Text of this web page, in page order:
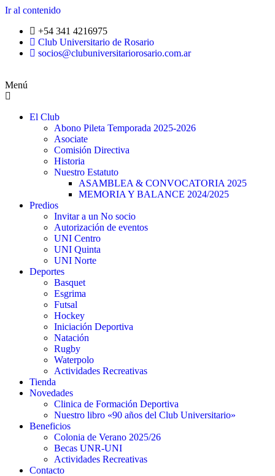
Ir al contenido
+54 341 4216975
Club Universitario de Rosario
socios@clubuniversitariorosario.com.ar
Menú
El Club
Abono Pileta Temporada 2025-2026
Asociate
Comisión Directiva
Historia
Nuestro Estatuto
ASAMBLEA & CONVOCATORIA 2025
MEMORIA Y BALANCE 2024/2025
Predios
Invitar a un No socio
Autorización de eventos
UNI Centro
UNI Quinta
UNI Norte
Deportes
Basquet
Esgrima
Futsal
Hockey
Iniciación Deportiva
Natación
Rugby
Waterpolo
Actividades Recreativas
Tienda
Novedades
Clinica de Formación Deportiva
Nuestro libro «90 años del Club Universitario»
Beneficios
Colonia de Verano 2025/26
Becas UNR-UNI
Actividades Recreativas
Contacto